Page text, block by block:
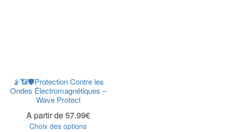
📡📶🛡️Protection Contre les
Ondes Électromagnétiques –
Wave Protect
A partir de57.99€
Choix des options